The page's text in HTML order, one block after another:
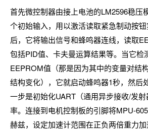
首先微控制器由接上电池的LM2596稳压
个初始输入，用以激活读取紧急制动按
后，它将输出信号和蜂鸣器连线，读取
包括PID值、卡夫曼运算结果等。当它检
EEPROM值（那是因为其中的变量对结
结构变化），它就启动蜂鸣器1秒，然
一步是初始化UART（通用异步接收/发
率。连接到电机控制板的引脚将MPU-
赫兹，设定加速计范围在正负两倍重力